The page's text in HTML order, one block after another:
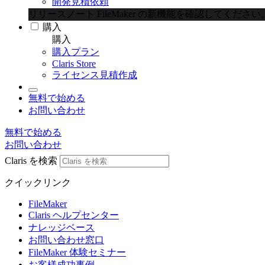
リリースノート
FileMaker の新機能を確認してください。
購入
購入
購入プラン
Claris Store
ライセンス見積作成
無料で始める
お問い合わせ
無料で始める
お問い合わせ
Claris を検索
クイックリンク
FileMaker
Claris ヘルプセンター
ナレッジベース
お問い合わせ窓口
FileMaker 体験セミナー